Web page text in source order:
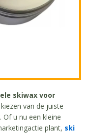
skiwax voor
van de juiste
Of u nu een kleine
plant, ski